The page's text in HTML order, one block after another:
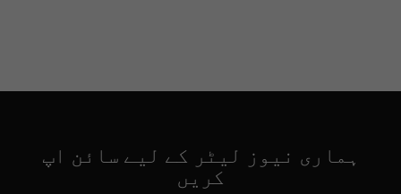
ہماری نیوز لیٹر کے لیے سائن اپ
کریں